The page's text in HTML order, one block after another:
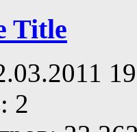
Title
2